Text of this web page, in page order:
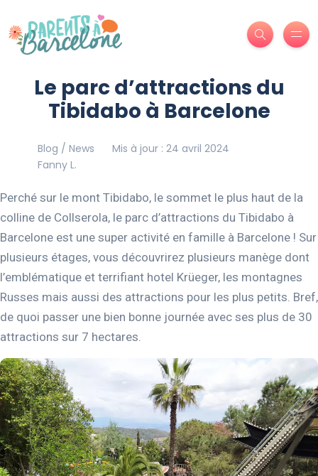
Le parc d’attractions du
Tibidabo à Barcelone
Blog / News
Mis à jour : 24 avril 2024
Fanny L.
Perché sur le mont Tibidabo, le sommet le plus haut de la
colline de Collserola, le parc d’attractions du Tibidabo à
Barcelone est une super activité en famille à Barcelone ! Sur
plusieurs étages, vous découvrirez plusieurs manège dont
l’emblématique et terrifiant hotel Krüeger, les montagnes
Russes mais aussi des attractions pour les plus petits. Bref,
de quoi passer une bien bonne journée avec ses plus de 30
attractions sur 7 hectares.